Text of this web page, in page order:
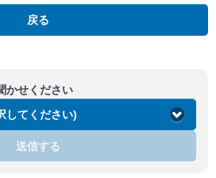
戻る
かせください
してください)
送信する